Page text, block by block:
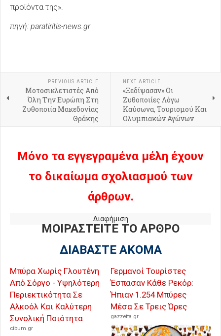
προϊόντα της».
πηγή: paratiritis-news.gr
PREVIOUS ARTICLE
Μοτοσικλετιστές Από
Όλη Την Ευρώπη Στη
Ζυθοποιία Μακεδονίας
Θράκης
NEXT ARTICLE
«Ξεδίψασαν» Οι
Ζυθοποιίες Λόγω
Καύσωνα, Τουρισμού Και
Ολυμπιακών Αγώνων
Μόνο τα εγγεγραμένα μέλη έχουν
το δικαίωμα σχολιασμού των
άρθρων.
Διαφήμιση
ΜΟΙΡΑΣΤΕΙΤΕ ΤΟ ΑΡΘΡΟ
ΔΙΑΒΑΣΤΕ ΑΚΟΜΑ
Μπύρα Χωρίς Γλουτένη
Από Σόργο - Υψηλότερη
Περιεκτικότητα Σε
Αλκοόλ Και Καλύτερη
Συνολική Ποιότητα
cibum.gr
Γερμανοί Τουρίστες
Έσπασαν Κάθε Ρεκόρ:
Ήπιαν 1.254 Μπύρες
Μέσα Σε Τρεις Ώρες
gazzetta.gr